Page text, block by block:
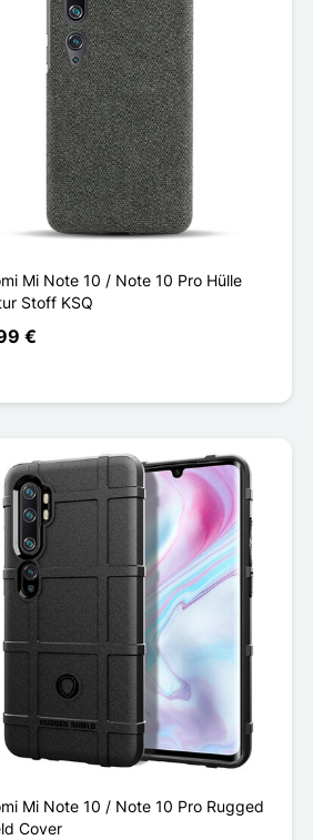
Mi Note 10 / Note 10 Pro Hülle
Stoff KSQ
€
Mi Note 10 / Note 10 Pro Rugged
Cover